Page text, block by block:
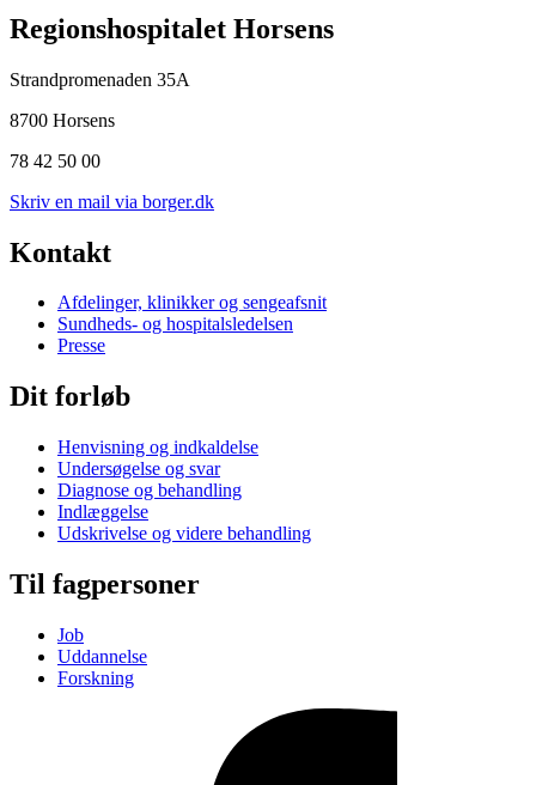
Regionshospitalet Horsens
Strandpromenaden 35A
8700 Horsens
78 42 50 00
Skriv en mail via borger.dk
Kontakt
Afdelinger, klinikker og sengeafsnit
Sundheds- og hospitalsledelsen
Presse
Dit forløb
Henvisning og indkaldelse
Undersøgelse og svar
Diagnose og behandling
Indlæggelse
Udskrivelse og videre behandling
Til fagpersoner
Job
Uddannelse
Forskning